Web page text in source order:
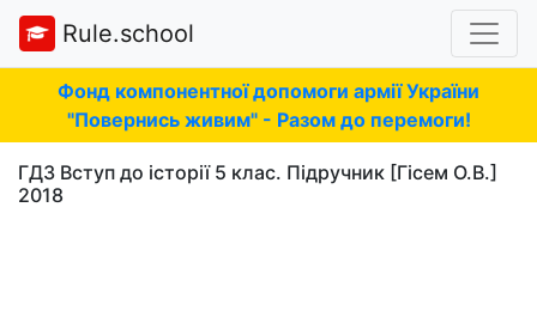
Rule.school
Фонд компонентної допомоги армії України
"Повернись живим" - Разом до перемоги!
ГДЗ Вступ до історії 5 клас. Підручник [Гісем О.В.]
2018